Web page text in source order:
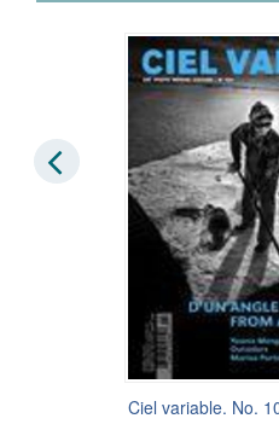
Ciel variable. No.